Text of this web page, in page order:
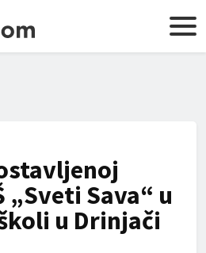
„Sveti Sava“ u
u Drinjači